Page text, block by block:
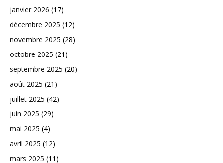
janvier 2026 (17)
décembre 2025 (12)
novembre 2025 (28)
octobre 2025 (21)
septembre 2025 (20)
août 2025 (21)
juillet 2025 (42)
juin 2025 (29)
mai 2025 (4)
avril 2025 (12)
mars 2025 (11)